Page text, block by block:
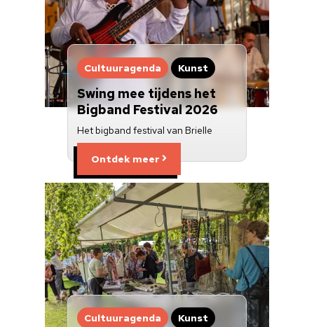
Cultuuragenda Kunst
Swing mee tijdens het
Bigband Festival 2026
Het bigband festival van Brielle
Ontdek meer
Cultuuragenda Kunst